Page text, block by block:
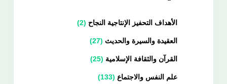
الأهداف التحفيز الإنتاجية النجاح 2
العقيدة والسيرة والحديث 27
القرآن والثقافة الإسلامية 25
علم النفس والاجتماع 133